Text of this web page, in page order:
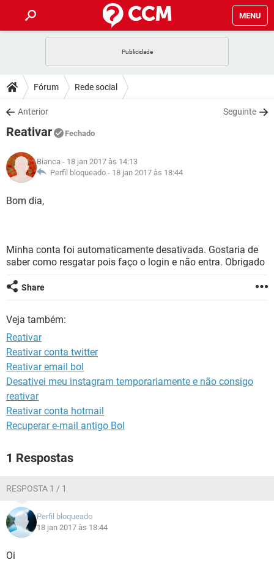
MENU
CELULAR
OUTLOOK
INSTAGRAM
GUIA DE COMPRAS
DICAS
JOGOS
INSTAGRAM
GUIA DE COMPRAS
DOWNLOADS
JOGOS
CELULAR
OUTLOOK EXCEL
INSTAGRAM
JOGOS
CELULAR
OUTLOOK
GUIA DE COMPRAS
GLOSSÁRIO
JOGOS
INSTAGRAM GMAIL
GUIA DE COMPRAS
Fórum Rede social
Anterior Seguinte
Reativar Fechado
Bianca - 18 jan 2017 às 14:13
Perfil bloqueado - 18 jan 2017 às 18:44
Bom dia,
Minha conta foi automaticamente desativada. Gostaria de
saber como resgatar pois faço o login e não entra. Obrigado
Share
Veja também:
Reativar
Reativar conta twitter
Reativar email bol
Desativei meu instagram temporariamente e não consigo
reativar
Reativar conta hotmail
Recuperar e-mail antigo Bol
1 Respostas
RESPOSTA 1 / 1
Perfil bloqueado
18 jan 2017 às 18:44
Oi